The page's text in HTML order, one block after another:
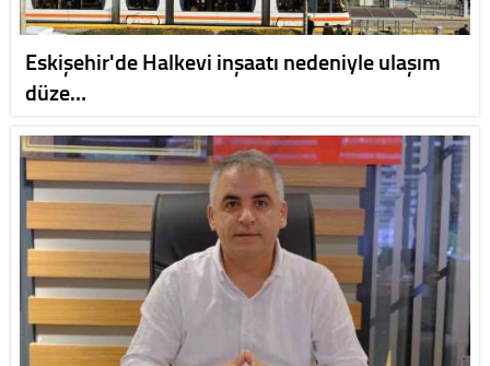
Eskişehir'de Halkevi inşaatı nedeniyle ulaşım
düze…